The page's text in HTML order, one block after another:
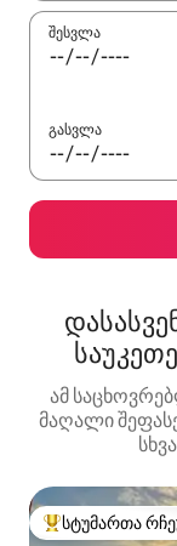
შესვლა
გასვლა
ამ
მაღალი
სტუმართა
სტუმართა